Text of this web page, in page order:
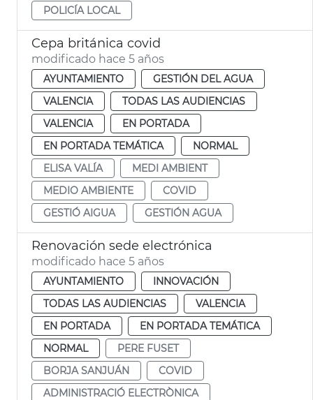
POLICÍA LOCAL
Cepa británica covid
modificado hace 5 años
AYUNTAMIENTO
GESTIÓN DEL AGUA
VALENCIA
TODAS LAS AUDIENCIAS
VALENCIA
EN PORTADA
EN PORTADA TEMÁTICA
NORMAL
ELISA VALÍA
MEDI AMBIENT
MEDIO AMBIENTE
COVID
GESTIÓ AIGUA
GESTIÓN AGUA
Renovación sede electrónica
modificado hace 5 años
AYUNTAMIENTO
INNOVACIÓN
TODAS LAS AUDIENCIAS
VALENCIA
EN PORTADA
EN PORTADA TEMÁTICA
NORMAL
PERE FUSET
BORJA SANJUÁN
COVID
ADMINISTRACIÓ ELECTRÒNICA